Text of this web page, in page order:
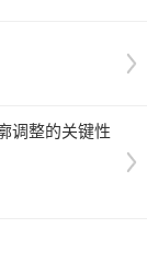
调整的关键性